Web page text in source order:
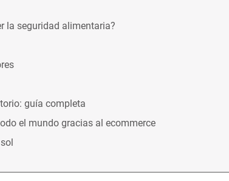
la seguridad alimentaria?
guía completa
el mundo gracias al ecommerce